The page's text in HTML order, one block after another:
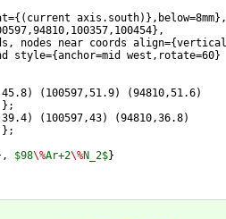
{( current axis.south)} ,below=8mm} ,
} ,
nodes near coords align=
{vertical
style=
{anchor=mid west,rotate=60}
) ( 100597,51.9) (94810,51.6)
} ;
) ( 100597,43) (94810,36.8)
} ;
, $98\%Ar+2\%N_2$}
von Charge und Schutzgas